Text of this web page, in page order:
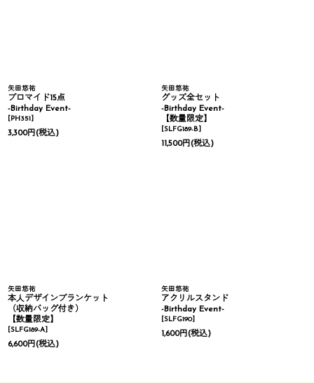
矢田悠祐
ブロマイド15点
-Birthday Event-
[PH351]
3,300円(税込)
矢田悠祐
グッズ全セット
-Birthday Event-
【数量限定】
[SLFG189-B]
11,500円(税込)
矢田悠祐
本人デザインブランケット
（収納バッグ付き）
【数量限定】
[SLFG189-A]
6,600円(税込)
矢田悠祐
アクリルスタンド
-Birthday Event-
[SLFG190]
1,600円(税込)